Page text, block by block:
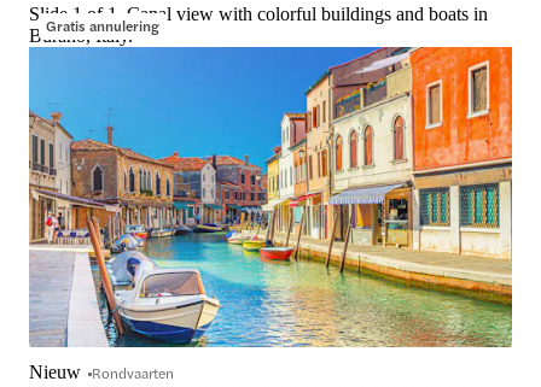
Gratis annulering
Slide 1 of 1, Canal view with colorful buildings and boats in
Burano, Italy.
Nieuw Rondvaarten